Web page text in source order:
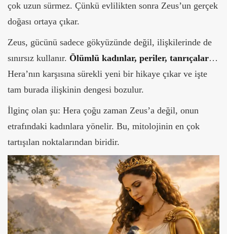
çok uzun sürmez. Çünkü evlilikten sonra Zeus’un gerçek
doğası ortaya çıkar.
Zeus, gücünü sadece gökyüzünde değil, ilişkilerinde de
sınırsız kullanır. Ölümlü kadınlar, periler, tanrıçalar…
Hera’nın karşısına sürekli yeni bir hikaye çıkar ve işte
tam burada ilişkinin dengesi bozulur.
İlginç olan şu: Hera çoğu zaman Zeus’a değil, onun
etrafındaki kadınlara yönelir. Bu, mitolojinin en çok
tartışılan noktalarından biridir.